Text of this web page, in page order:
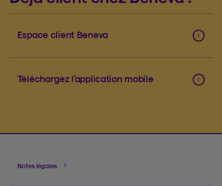
Espace client Beneva
Téléchargez l’application mobile
Notes légales